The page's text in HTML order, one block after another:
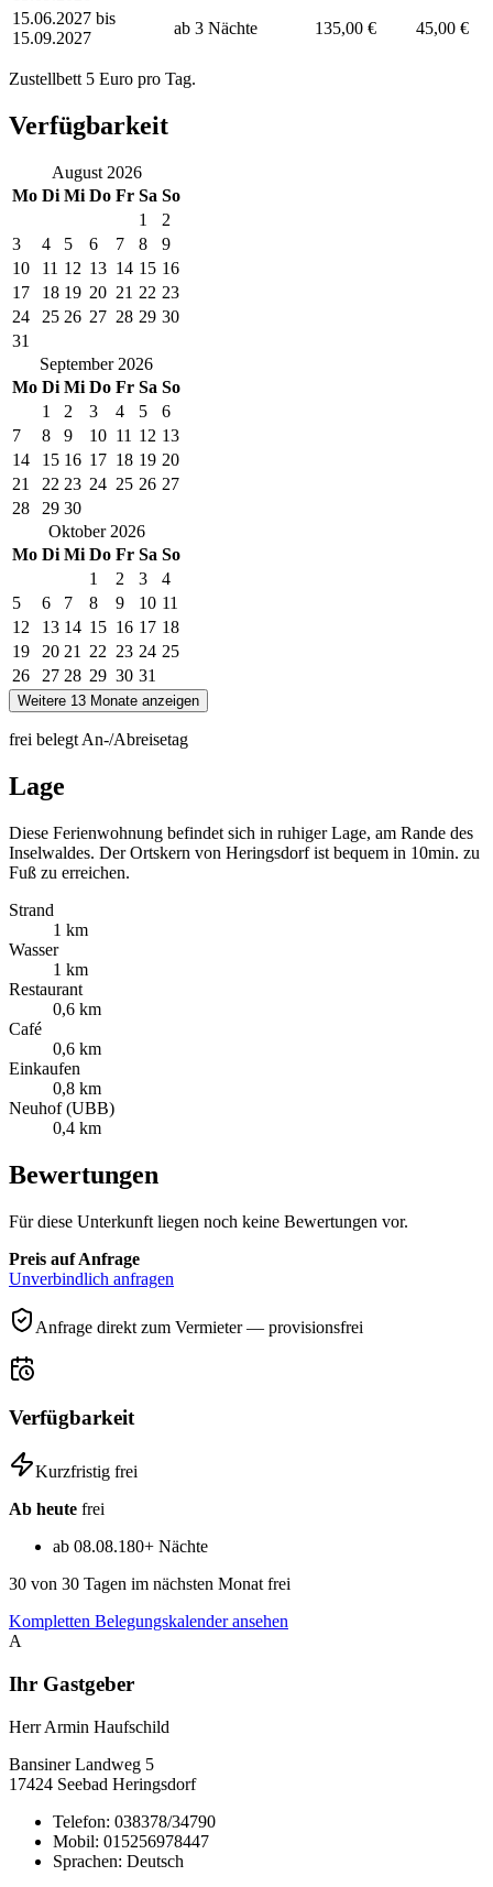
15.06.2027 bis
15.09.2027
ab 3 Nächte 135,00 € 45,00 €
Zustellbett 5 Euro pro Tag.
Verfügbarkeit
August 2026
Mo Di Mi Do Fr Sa So
1
2
3
4 5 6 7 8
9
10
11 12 13 14 15 16
17
18 19 20 21 22 23
24
25 26 27 28 29 30
31
September 2026
Mo Di Mi Do Fr Sa So
1
2 3 4 5
6
7
8 9 10 11 12 13
14
15 16 17 18 19 20
21
22 23 24 25 26 27
28
29 30
Oktober 2026
Mo Di Mi Do Fr Sa So
1
2 3
4
5
6 7 8 9 10 11
12
13 14 15 16 17 18
19
20 21 22 23 24 25
26
27 28 29 30 31
Weitere 13 Monate anzeigen
frei belegt An-/Abreisetag
Lage
Diese Ferienwohnung befindet sich in ruhiger Lage, am Rande des
Inselwaldes. Der Ortskern von Heringsdorf ist bequem in 10min. zu
Fuß zu erreichen.
Strand
1 km
Wasser
1 km
Restaurant
0,6 km
Café
0,6 km
Einkaufen
0,8 km
Neuhof (UBB)
0,4 km
Bewertungen
Für diese Unterkunft liegen noch keine Bewertungen vor.
Preis auf Anfrage
Unverbindlich anfragen
Anfrage direkt zum Vermieter — provisionsfrei
Verfügbarkeit
Kurzfristig frei
Ab heute frei
ab 08.08.180+ Nächte
30 von 30 Tagen im nächsten Monat frei
Kompletten Belegungskalender ansehen
A
Ihr Gastgeber
Herr Armin Haufschild
Bansiner Landweg 5
17424 Seebad Heringsdorf
Telefon: 038378/34790
Mobil: 015256978447
Sprachen: Deutsch